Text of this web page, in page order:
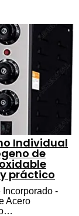
Individual
de
práctico
-
Acero